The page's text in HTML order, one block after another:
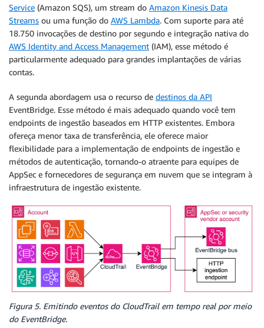
Service (Amazon SQS), um stream do Amazon Kinesis Data
Streams ou uma função do AWS Lambda. Com suporte para até
18.750 invocações de destino por segundo e integração nativa do
AWS Identity and Access Management (IAM), esse método é
particularmente adequado para grandes implantações de várias
contas.
A segunda abordagem usa o recurso de destinos da API
EventBridge. Esse método é mais adequado quando você tem
endpoints de ingestão baseados em HTTP existentes. Embora
ofereça menor taxa de transferência, ele oferece maior
flexibilidade para a implementação de endpoints de ingestão e
métodos de autenticação, tornando-o atraente para equipes de
AppSec e fornecedores de segurança em nuvem que se integram à
infraestrutura de ingestão existente.
Figura 5. Emitindo eventos do CloudTrail em tempo real por meio
do EventBridge.